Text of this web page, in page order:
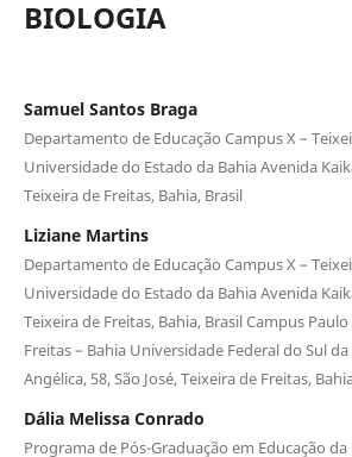
BIOLOGIA
Samuel Santos Braga
Departamento de Educação Campus X –
Universidade do Estado da Bahia Avenida
Teixeira de Freitas, Bahia, Brasil
Liziane Martins
Departamento de Educação Campus X –
Universidade do Estado da Bahia Avenida
Teixeira de Freitas, Bahia, Brasil Campus
Freitas – Bahia Universidade Federal do Sul da
Angélica, 58, São José, Teixeira de Freitas,
Dália Melissa Conrado
Programa de Pós-Graduação em Educação